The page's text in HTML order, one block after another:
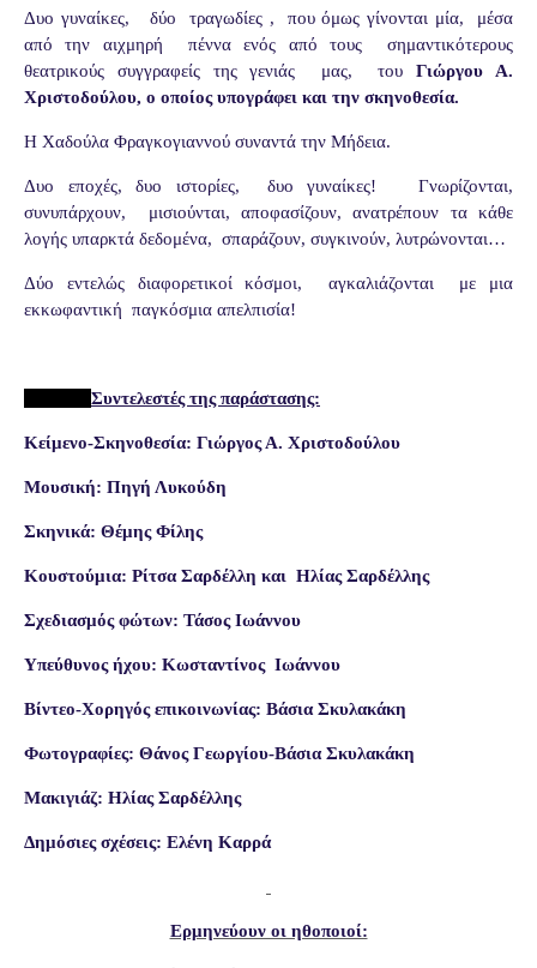
Δυο γυναίκες, δύο τραγωδίες , που όμως γίνονται μία,
μέσα
από την αιχμηρή
πέννα ενός από τους
σημαντικότερους
θεατρικούς συγγραφείς της γενιάς
μας, τουΓιώργου Α.
Χριστοδούλου, ο οποίος υπογράφει και την σκηνοθεσία.
Η Χαδούλα Φραγκογιαννού συναντά την Μήδεια.
Δυο εποχές, δυο ιστορίες, δυο γυναίκες!
Γνωρίζονται,
συνυπάρχουν,
μισιούνται, αποφασίζουν, ανατρέπουν τα κάθε
λογής υπαρκτά δεδομένα, σπαράζουν, συγκινούν, λυτρώνονται…
Δύο εντελώς διαφορετικοί κόσμοι, αγκαλιάζονται
με μια
εκκωφαντική παγκόσμια απελπισία!
Συντελεστές της παράστασης:
Κείμενο-Σκηνοθεσία: Γιώργος Α. Χριστοδούλου
Μουσική: Πηγή Λυκούδη
Σκηνικά: Θέμης Φίλης
Κουστούμια: Ρίτσα Σαρδέλλη και Ηλίας Σαρδέλλης
Σχεδιασμός φώτων: Τάσος Ιωάννου
Υπεύθυνος ήχου: Κωσταντίνος Ιωάννου
Βίντεο-Χορηγός επικοινωνίας: Βάσια Σκυλακάκη
Φωτογραφίες: Θάνος Γεωργίου-Βάσια Σκυλακάκη
Μακιγιάζ: Ηλίας Σαρδέλλης
Δημόσιες σχέσεις: Ελένη Καρρά
Ερμηνεύουν οι ηθοποιοί: